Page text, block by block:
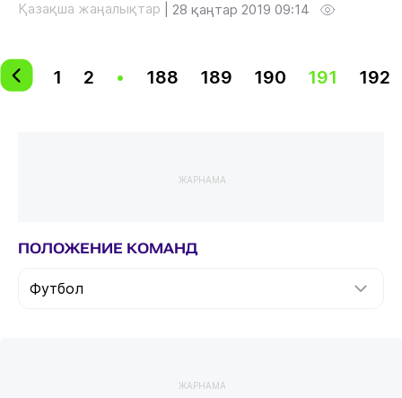
Қазақша жаңалықтар 28 қаңтар 2019 09:14
1 2 • 188 189 190 191 192
ЖАРНАМА
ПОЛОЖЕНИЕ КОМАНД
Футбол
ЖАРНАМА